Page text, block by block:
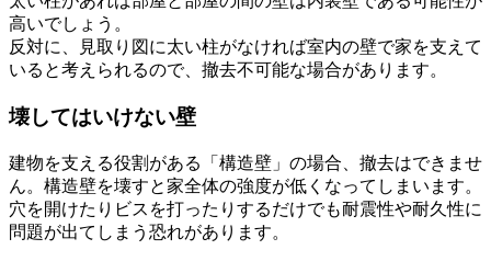
高いでしょう。
反対に、見取り図に太い柱がなければ室内の壁で家を支えて
いると考えられるので、撤去不可能な場合があります。
壊してはいけない壁
建物を支える役割がある「構造壁」の場合、撤去はできませ
ん。構造壁を壊すと家全体の強度が低くなってしまいます。
穴を開けたりビスを打ったりするだけでも耐震性や耐久性に
問題が出てしまう恐れがあります。